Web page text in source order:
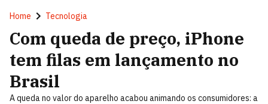
Home Tecnologia
Com queda de preço, iPhone
tem filas em lançamento no
Brasil
A queda no valor do aparelho acabou animando os consumidores: a